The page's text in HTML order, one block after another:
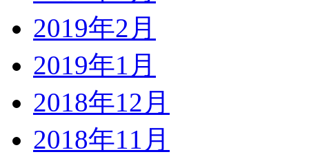
2019年2月
2019年1月
2018年12月
2018年11月